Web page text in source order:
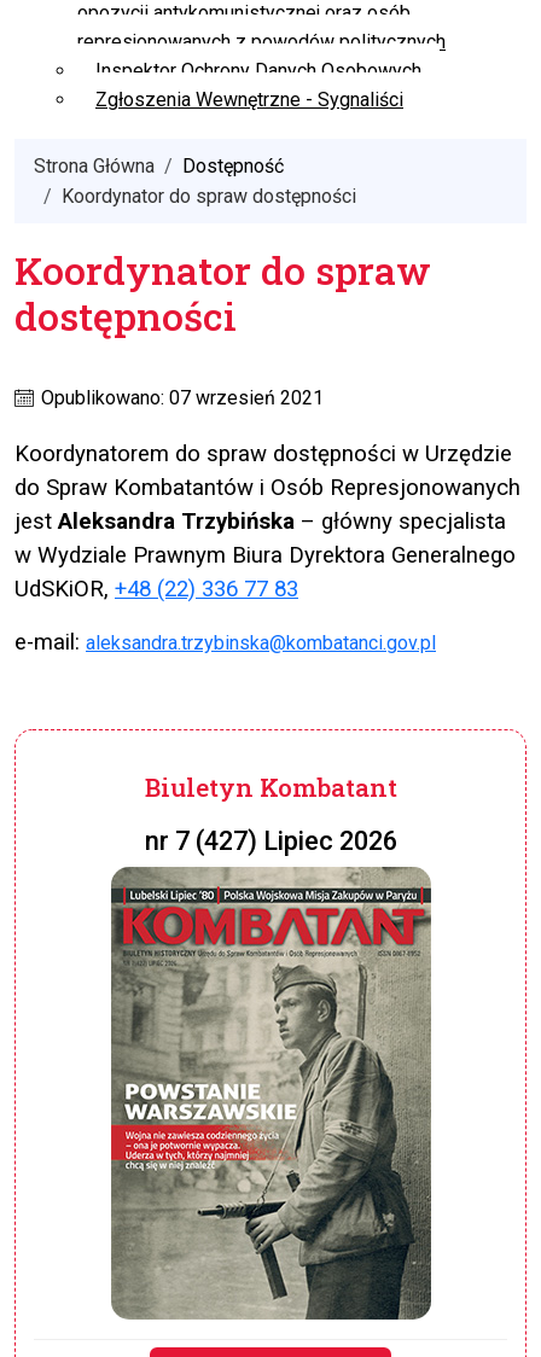
opozycji antykomunistycznej oraz osób
represjonowanych z powodów politycznych
Inspektor Ochrony Danych Osobowych
Zgłoszenia Wewnętrzne - Sygnaliści
Strona Główna
Dostępność
Koordynator do spraw dostępności
Koordynator do spraw
dostępności
Opublikowano: 07 wrzesień 2021
Koordynatorem do spraw dostępności w Urzędzie
do Spraw Kombatantów i Osób Represjonowanych
jestAleksandra Trzybińska – główny specjalista
w Wydziale Prawnym Biura Dyrektora Generalnego
UdSKiOR, +48 (22) 336 77 83
e-mail: aleksandra.trzybinska@kombatanci.gov.pl
Biuletyn Kombatant
nr 7 (427) Lipiec 2026